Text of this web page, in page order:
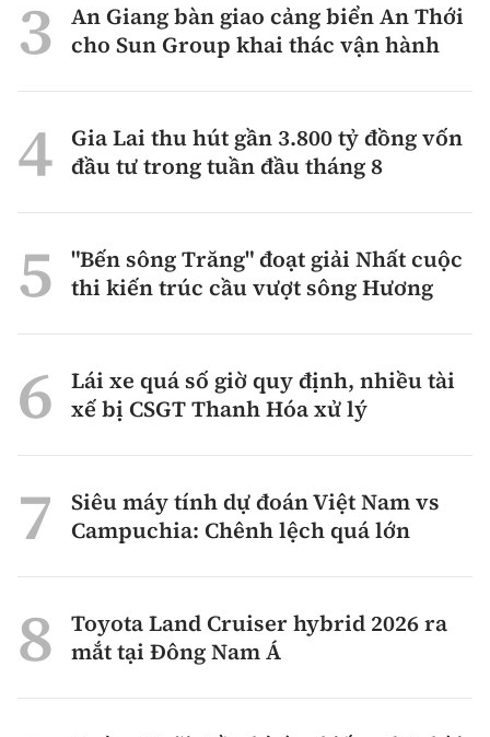
An Giang bàn giao cảng biển An Thới
cho Sun Group khai thác vận hành
Gia Lai thu hút gần 3.800 tỷ đồng vốn
đầu tư trong tuần đầu tháng 8
"Bến sông Trăng" đoạt giải Nhất cuộc
thi kiến trúc cầu vượt sông Hương
Lái xe quá số giờ quy định, nhiều tài
xế bị CSGT Thanh Hóa xử lý
Siêu máy tính dự đoán Việt Nam vs
Campuchia: Chênh lệch quá lớn
Toyota Land Cruiser hybrid 2026 ra
mắt tại Đông Nam Á